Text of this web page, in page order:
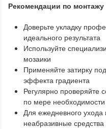
Рекомендации по
Доверьте укладку
идеального результата
Используйте
мозаики
Применяйте затирку
эффекта градиента
Регулярно проверяйте
по мере необходимости
Для ежедневного ухода
неабразивные средства